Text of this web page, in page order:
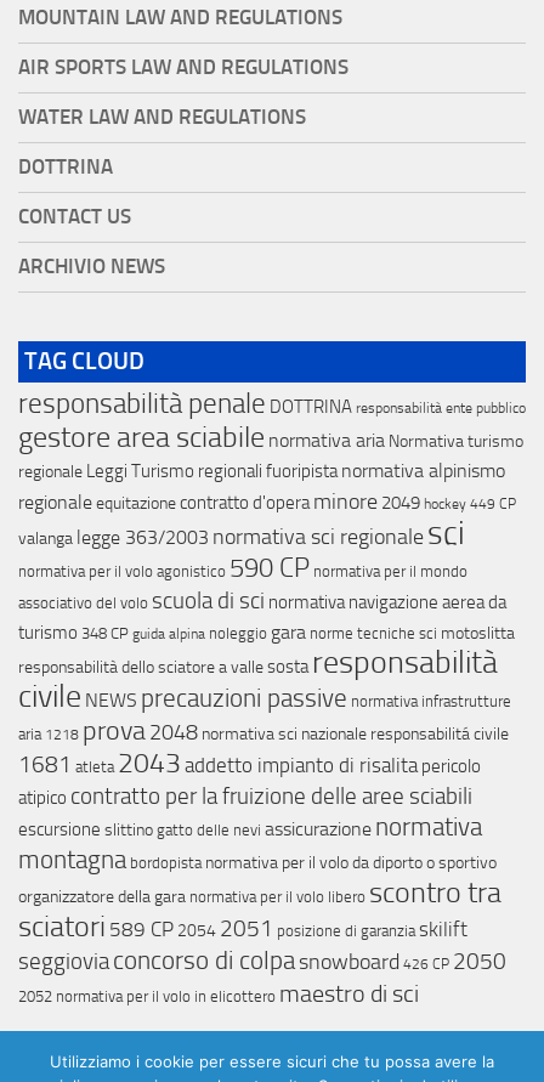
MOUNTAIN LAW AND REGULATIONS
AIR SPORTS LAW AND REGULATIONS
WATER LAW AND REGULATIONS
DOTTRINA
CONTACT US
ARCHIVIO NEWS
TAG CLOUD
responsabilità penale DOTTRINA responsabilità ente pubblico
gestore area sciabile normativa aria Normativa turismo
regionale Leggi Turismo regionali fuoripista normativa alpinismo
regionaleequitazionecontratto d'opera minore 2049 hockey 449 CP
valanga legge 363/2003 normativa sci regionalesci
normativa per il volo agonistico 590 CP normativa per il mondo
associativo del volo scuola di sci normativa navigazione aerea da
turismo 348 CP guida alpina noleggio gara norme tecniche sci motoslitta
responsabilità dello sciatore a vallesosta responsabilità
civile NEWS precauzioni passive normativa infrastrutture
aria 1218 prova2048 normativa sci nazionale responsabilitá civile
1681 atleta 2043 addetto impianto di risalita pericolo
atipico contratto per la fruizione delle aree sciabili
escursione slittino gatto delle nevi assicurazione normativa
montagna bordopista normativa per il volo da diporto o sportivo
organizzatore della gara normativa per il volo libero scontro tra
sciatori 589 CP 2054 2051 posizione di garanzia skilift
seggioviaconcorso di colpasnowboard 426 CP 2050
2052 normativa per il volo in elicottero maestro di sci
Utilizziamo i cookie per essere sicuri che tu possa avere la